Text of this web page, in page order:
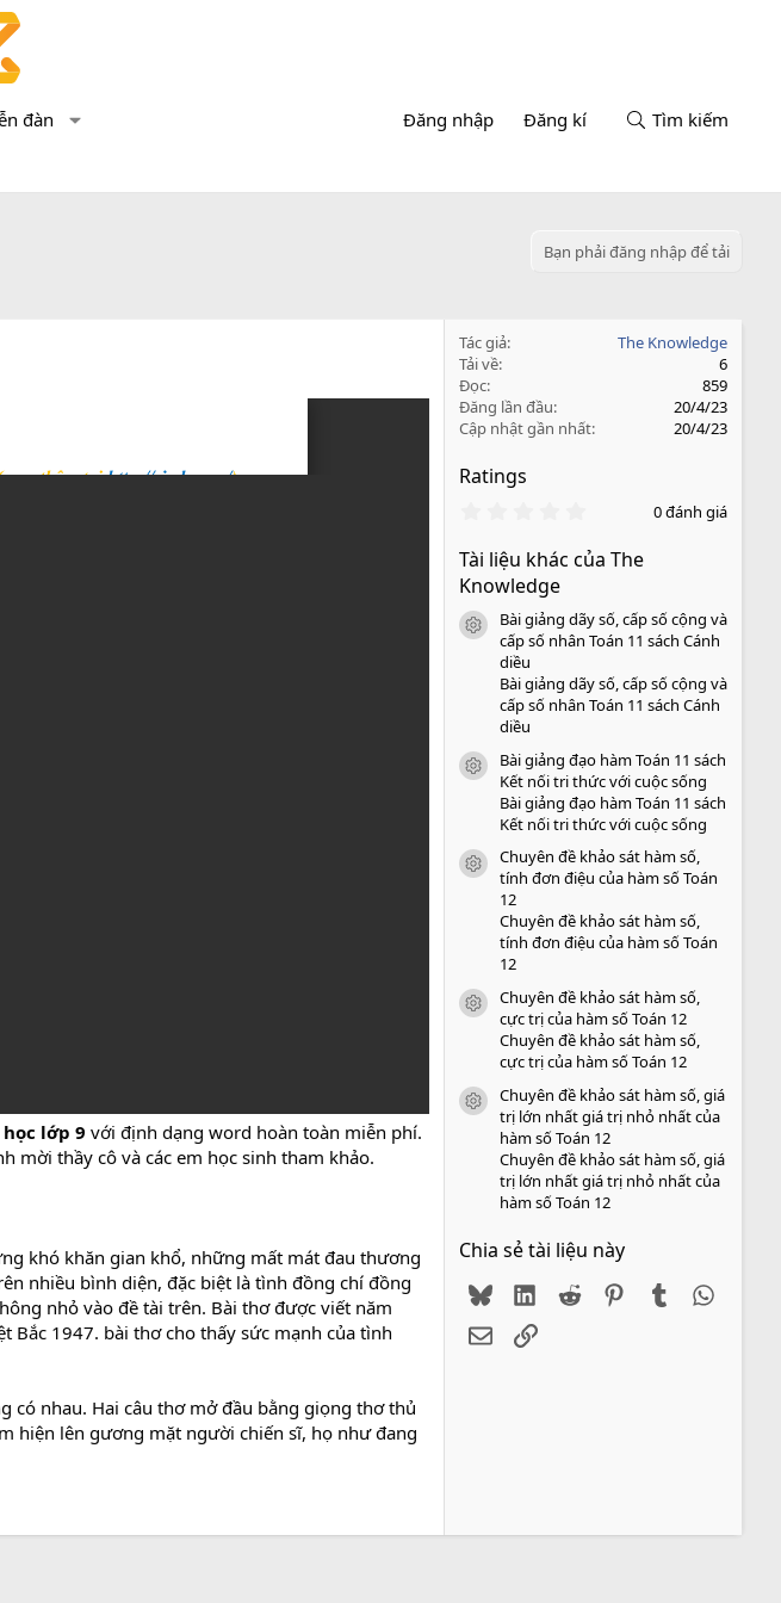
đàn Đăng nhập Đăng kí Tìm kiếm
Bạn phải đăng nhập để tải
lớp 9 với định dạng word hoàn toàn miễn phí.
mời thầy cô và các em học sinh tham khảo.
khó khăn gian khổ, những mất mát đau thương
nhiều bình diện, đặc biệt là tình đồng chí đồng
nhỏ vào đề tài trên. Bài thơ được viết năm
Bắc 1947. bài thơ cho thấy sức mạnh của tình
nhau. Hai câu thơ mở đầu bằng giọng thơ thủ
hiện lên gương mặt người chiến sĩ, họ như đang
Tác giả
The Knowledge
Tải về
6
Đọc
859
Đăng lần đầu
20/4/23
Cập nhật gần nhất
20/4/23
Ratings
0
0
o
0 đánh giá
Tài liệu khác của The
Knowledge
icon tài liệu
Bài giảng dãy số, cấp số cộng và
cấp số nhân Toán 11 sách Cánh
diều
Bài giảng dãy số, cấp số cộng và
cấp số nhân Toán 11 sách Cánh
diều
icon tài liệu
Bài giảng đạo hàm Toán 11 sách
Kết nối tri thức với cuộc sống
Bài giảng đạo hàm Toán 11 sách
Kết nối tri thức với cuộc sống
icon tài liệu
Chuyên đề khảo sát hàm số,
tính đơn điệu của hàm số Toán
12
Chuyên đề khảo sát hàm số,
tính đơn điệu của hàm số Toán
12
icon tài liệu
Chuyên đề khảo sát hàm số,
cực trị của hàm số Toán 12
Chuyên đề khảo sát hàm số,
cực trị của hàm số Toán 12
icon tài liệu
Chuyên đề khảo sát hàm số, giá
trị lớn nhất giá trị nhỏ nhất của
hàm số Toán 12
Chuyên đề khảo sát hàm số, giá
trị lớn nhất giá trị nhỏ nhất của
hàm số Toán 12
Chia sẻ tài liệu này
BlueskyLinkedIn
Reddit PinterestTumblr
EmailLink